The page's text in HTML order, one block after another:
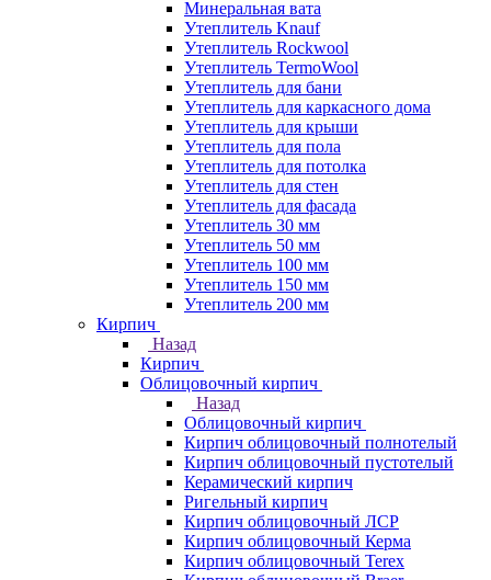
Минеральная вата
Утеплитель Knauf
Утеплитель Rockwool
Утеплитель TermoWool
Утеплитель для бани
Утеплитель для каркасного дома
Утеплитель для крыши
Утеплитель для пола
Утеплитель для потолка
Утеплитель для стен
Утеплитель для фасада
Утеплитель 30 мм
Утеплитель 50 мм
Утеплитель 100 мм
Утеплитель 150 мм
Утеплитель 200 мм
Кирпич
Назад
Кирпич
Облицовочный кирпич
Назад
Облицовочный кирпич
Кирпич облицовочный полнотелый
Кирпич облицовочный пустотелый
Керамический кирпич
Ригельный кирпич
Кирпич облицовочный ЛСР
Кирпич облицовочный Керма
Кирпич облицовочный Terex